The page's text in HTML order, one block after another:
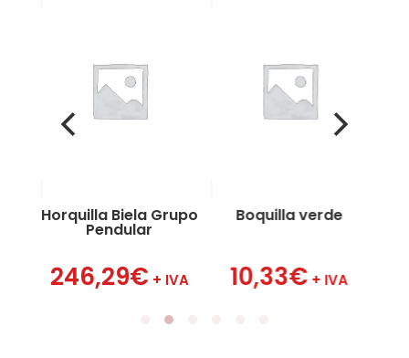
Horquilla Biela Grupo
Pendular
246,29€ + IVA
Boquilla verde
10,33€ + IVA